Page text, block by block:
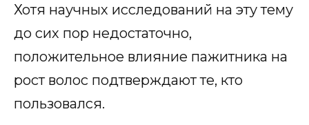
Хотя научных исследований на эту тему
до сих пор недостаточно,
положительное влияние пажитника на
рост волос подтверждают те, кто
пользовался.